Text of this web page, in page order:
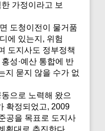
가정이라고 보
도청이전이 물거품
에 있는지, 위험
도지사도 정부정책
성·예산 통합에 반
지 묻지 않을 수가 없
으로 노력해 왔으
확정되었고, 2009
공을 목표로 도지사
획대로 추진한다